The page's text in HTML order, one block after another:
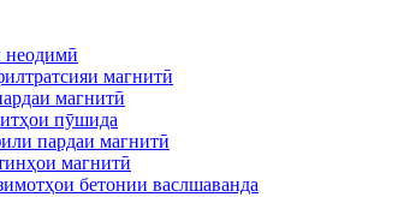
неодимӣ
магнитӣ
магнитӣ
пӯшида
пардаи магнитӣ
магнитӣ
бетонии васлшаванда